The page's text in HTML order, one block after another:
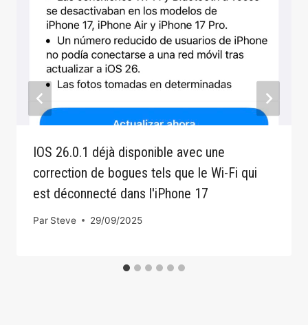
IOS 26.0.1 déjà disponible avec une
correction de bogues tels que le Wi-Fi qui
est déconnecté dans l'iPhone 17
Par Steve 29/09/2025